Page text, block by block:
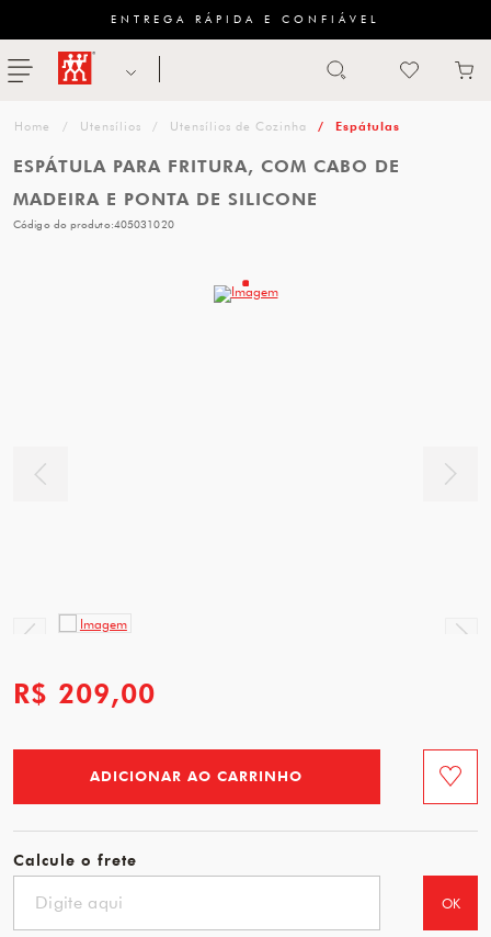
ENTREGA RÁPIDA E CONFIÁVEL
menu ZWILLING
categoria
Utensílios Utensílios de Cozinha Espátulas
R$ 209,00
ADICIONAR AO CARRINHO
Calcule o frete
OK
ESPÁTULA PARA FRITURA, COM CABO DE
MADEIRA E PONTA DE SILICONE
Código do produto:405031020